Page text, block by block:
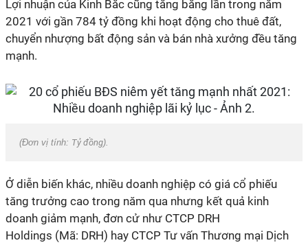
Lợi nhuận của Kinh Bắc cũng tăng bằng lần trong năm
2021 với gần 784 tỷ đồng khi hoạt động cho thuê đất,
chuyển nhượng bất động sản và bán nhà xưởng đều tăng
mạnh.
(Đơn vị tính: Tỷ đồng).
Ở diễn biến khác, nhiều doanh nghiệp có giá cổ phiếu
tăng trưởng cao trong năm qua nhưng kết quả kinh
doanh giảm mạnh, đơn cử như CTCP DRH
Holdings (Mã: DRH) hay CTCP Tư vấn Thương mại Dịch